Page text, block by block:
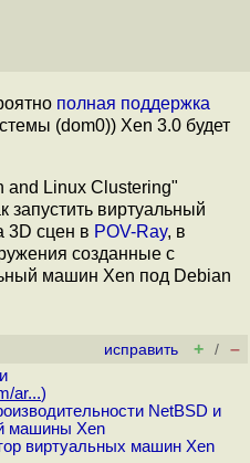
полная поддержка
(dom0)) Xen 3.0 будет
and Linux Clustering"
запустить виртуальный
3D сцен в POV-Ray, в
созданные с
машин Xen под Debian
исправить + / –
ar...)
NetBSD и
машины Xen
виртуальных машин Xen